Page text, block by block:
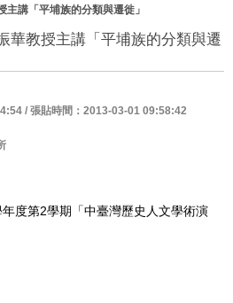
主講「平埔族的分類與遷徙」
華教授主講「平埔族的分類與遷
/ 張貼時間：2013-03-01 09:58:42
度第2學期「中臺灣歷史人文學術演